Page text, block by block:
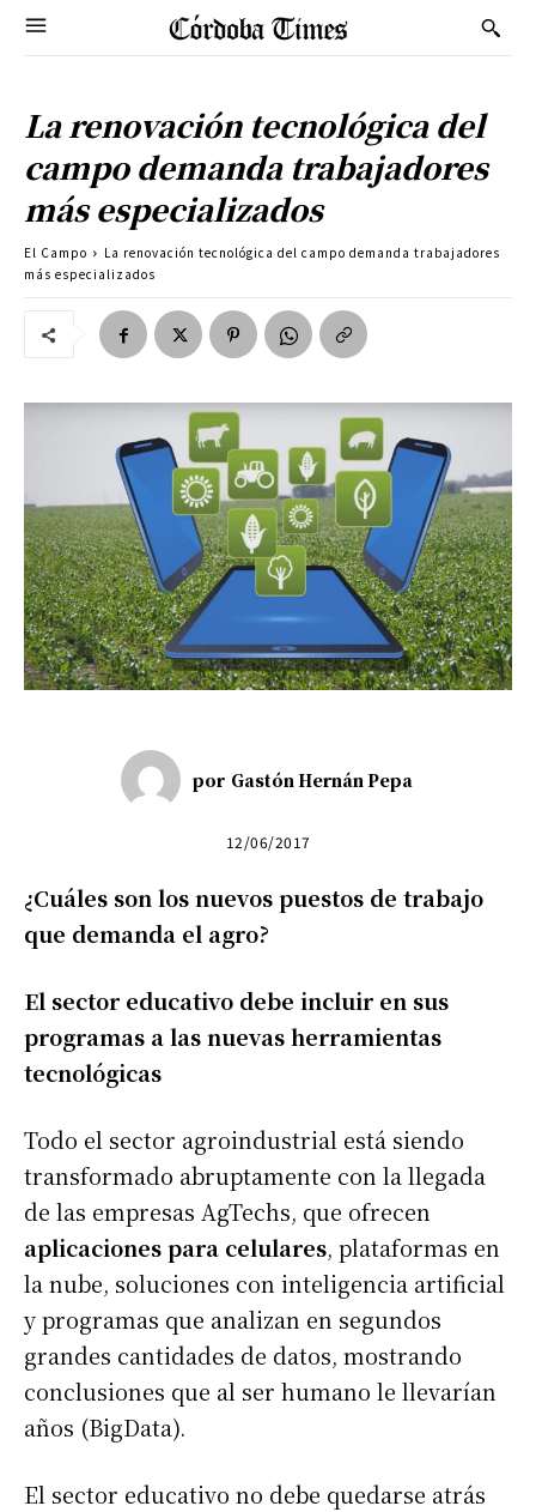
La renovación tecnológica del
campo demanda trabajadores
más especializados
El Campo
La renovación tecnológica del campo demanda trabajadores
más especializados
por Gastón Hernán Pepa
12/06/2017
¿Cuáles son los nuevos puestos de trabajo
que demanda el agro?
El sector educativo debe incluir en sus
programas a las nuevas herramientas
tecnológicas
Todo el sector agroindustrial está siendo
transformado abruptamente con la llegada
de las empresas AgTechs, que ofrecen
aplicaciones para celulares, plataformas en
la nube, soluciones con inteligencia artificial
y programas que analizan en segundos
grandes cantidades de datos, mostrando
conclusiones que al ser humano le llevarían
años (BigData).
El sector educativo no debe quedarse atrás